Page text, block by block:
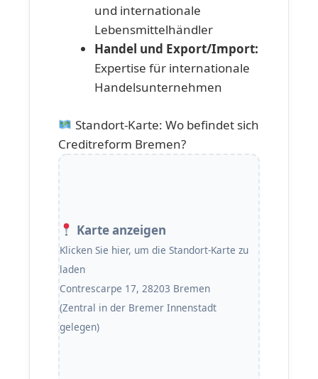
und internationale
Lebensmittelhändler
Handel und Export/Import:
Expertise für internationale
Handelsunternehmen
Standort-Karte: Wo befindet sich
Creditreform Bremen?
Karte anzeigen
Klicken Sie hier, um die Standort-Karte zu
laden
Contrescarpe 17, 28203 Bremen
(Zentral in der Bremer Innenstadt
gelegen)